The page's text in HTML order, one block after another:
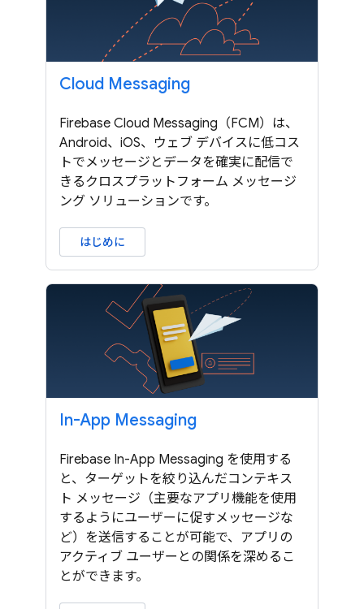
Cloud Messaging
Firebase Cloud Messaging（FCM）は、
Android、iOS、ウェブ デバイスに低コス
トでメッセージとデータを確実に配信で
きるクロスプラットフォーム メッセージ
ング ソリューションです。
はじめに
In-App Messaging
Firebase In-App Messaging を使用する
と、ターゲットを絞り込んだコンテキス
ト メッセージ（主要なアプリ機能を使用
するようにユーザーに促すメッセージな
ど）を送信することが可能で、アプリの
アクティブ ユーザーとの関係を深めるこ
とができます。